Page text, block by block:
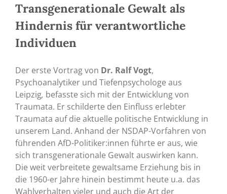
Transgenerationale Gewalt als
Hindernis für verantwortliche
Individuen
Der erste Vortrag von Dr. Ralf Vogt,
Psychoanalytiker und Tiefenpsychologe aus
Leipzig, befasste sich mit der Entwicklung von
Traumata. Er schilderte den Einfluss erlebter
Traumata auf die aktuelle politische Entwicklung in
unserem Land. Anhand der NSDAP-Vorfahren von
führenden AfD-Politiker:innen führte er aus, wie
sich transgenerationale Gewalt auswirken kann.
Die weit verbreitete gewaltsame Erziehung bis in
die 1960-er Jahre hinein bestimmt heute u.a. das
Wahlverhalten vieler und auch die Art der